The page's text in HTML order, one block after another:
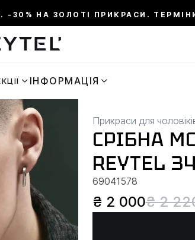
-30% НА ЗОЛОТІ ПРИКРАСИ.
ІНФОРМАЦІЯ
Прикраси для
СРІБНА
REYTEL
69041578
₴ 2 000₴ 2